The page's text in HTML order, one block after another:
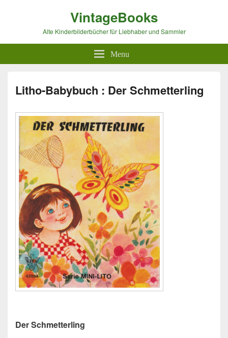
VintageBooks
Alte Kinderbilderbücher für Liebhaber und Sammler
Menu
Litho-Babybuch : Der Schmetterling
Der Schmetterling